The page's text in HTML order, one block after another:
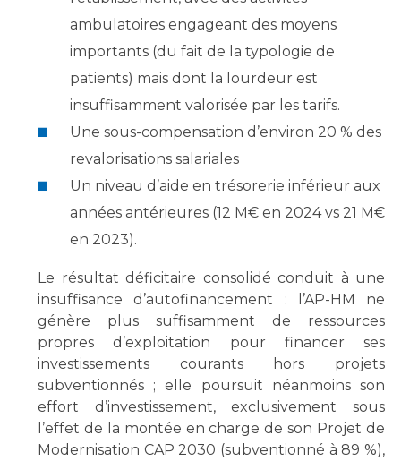
ambulatoires engageant des moyens
importants (du fait de la typologie de
patients) mais dont la lourdeur est
insuffisamment valorisée par les tarifs.
Une sous-compensation d’environ 20 % des
revalorisations salariales
Un niveau d’aide en trésorerie inférieur aux
années antérieures (12 M€ en 2024 vs 21 M€
en 2023).
Le résultat déficitaire consolidé conduit à une
insuffisance d’autofinancement : l’AP-HM ne
génère plus suffisamment de ressources
propres d’exploitation pour financer ses
investissements courants hors projets
subventionnés ; elle poursuit néanmoins son
effort d’investissement, exclusivement sous
l’effet de la montée en charge de son Projet de
Modernisation CAP 2030 (subventionné à 89 %),